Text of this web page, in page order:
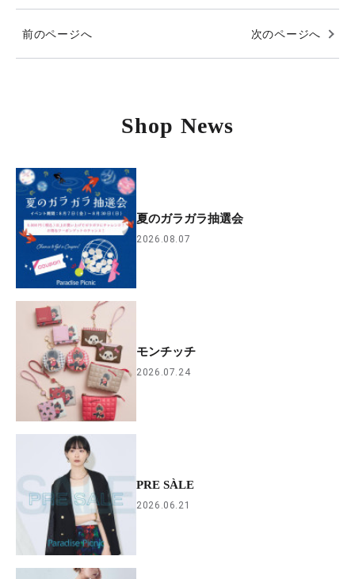
前のページへ 次のページへ
Shop News
夏のガラガラ抽選会
2026.08.07
モンチッチ
2026.07.24
PRE SÀLE
2026.06.21